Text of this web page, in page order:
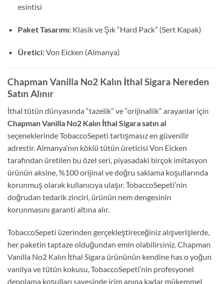
esintisi
Paket Tasarımı:Klasik ve Şık “Hard Pack” (Sert Kapak)
Üretici:Von Eicken (Almanya)
Chapman Vanilla No2 Kalın İthal Sigara Nereden
Satın Alınır
İthal tütün dünyasında “tazelik” ve “orijinallik” arayanlar için
Chapman Vanilla No2 Kalın İthal Sigara satın al
seçeneklerinde TobaccoSepeti tartışmasız en güvenilir
adrestir. Almanya’nın köklü tütün üreticisi Von Eicken
tarafından üretilen bu özel seri, piyasadaki birçok imitasyon
ürünün aksine, %100 orijinal ve doğru saklama koşullarında
korunmuş olarak kullanıcıya ulaşır. TobaccoSepeti’nin
doğrudan tedarik zinciri, ürünün nem dengesinin
korunmasını garanti altına alır.
TobaccoSepeti üzerinden gerçekleştireceğiniz alışverişlerde,
her paketin taptaze olduğundan emin olabilirsiniz. Chapman
Vanilla No2 Kalın İthal Sigara ürününün kendine has o yoğun
vanilya ve tütün kokusu, TobaccoSepeti’nin profesyonel
depolama koşulları sayesinde içim anına kadar mükemmel